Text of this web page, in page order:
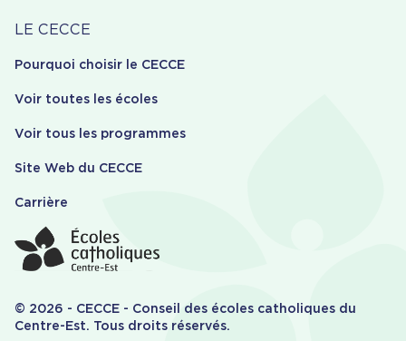
Carrière
LE CECCE
Pourquoi choisir le CECCE
Voir toutes les écoles
Voir tous les programmes
Site Web du CECCE
Carrière
© 2026 - CECCE - Conseil des écoles catholiques du
Centre-Est. Tous droits réservés.